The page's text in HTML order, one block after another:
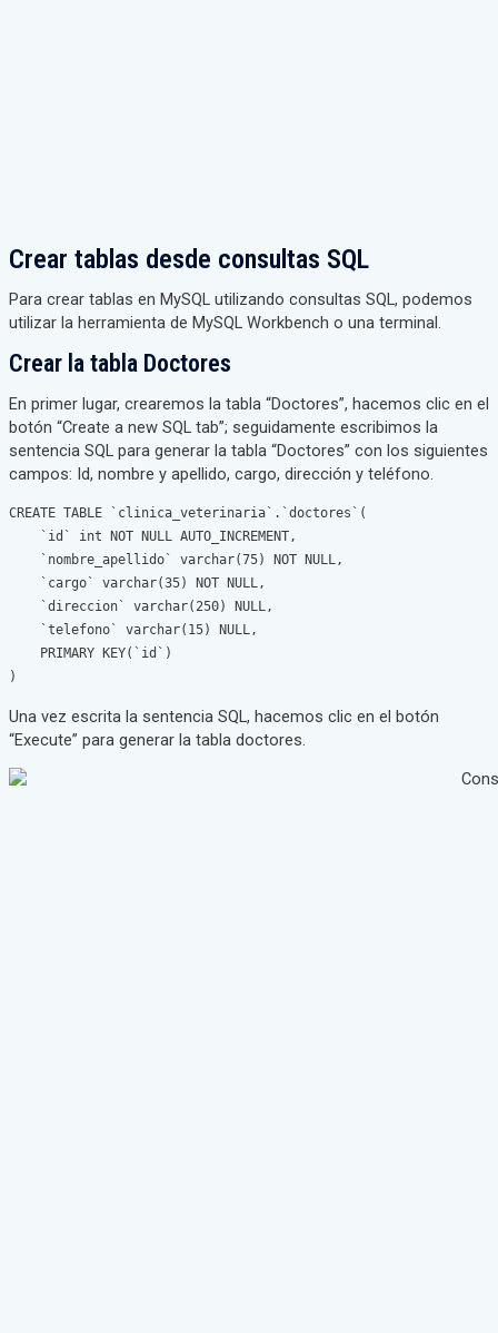
Crear tablas desde consultas SQL
Para crear tablas en MySQL utilizando consultas SQL, podemos
utilizar la herramienta de MySQL Workbench o una terminal.
Crear la tabla Doctores
En primer lugar, crearemos la tabla “Doctores”, hacemos clic en el
botón “Create a new SQL tab”; seguidamente escribimos la
sentencia SQL para generar la tabla “Doctores” con los siguientes
campos: Id, nombre y apellido, cargo, dirección y teléfono.
CREATE TABLE `clinica_veterinaria`.`doctores`(
    `id` int NOT NULL AUTO_INCREMENT,
    `nombre_apellido` varchar(75) NOT NULL,
    `cargo` varchar(35) NOT NULL,
    `direccion` varchar(250) NULL,
    `telefono` varchar(15) NULL,
    PRIMARY KEY(`id`)
)
Una vez escrita la sentencia SQL, hacemos clic en el botón
“Execute” para generar la tabla doctores.